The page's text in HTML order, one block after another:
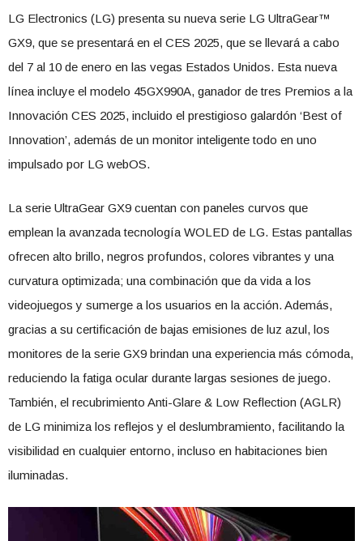
LG Electronics (LG) presenta su nueva serie LG UltraGear™
GX9, que se presentará en el CES 2025, que se llevará a cabo
del 7 al 10 de enero en las vegas Estados Unidos. Esta nueva
línea incluye el modelo 45GX990A, ganador de tres Premios a la
Innovación CES 2025, incluido el prestigioso galardón ‘Best of
Innovation’, además de un monitor inteligente todo en uno
impulsado por LG webOS.
La serie UltraGear GX9 cuentan con paneles curvos que
emplean la avanzada tecnología WOLED de LG. Estas pantallas
ofrecen alto brillo, negros profundos, colores vibrantes y una
curvatura optimizada; una combinación que da vida a los
videojuegos y sumerge a los usuarios en la acción. Además,
gracias a su certificación de bajas emisiones de luz azul, los
monitores de la serie GX9 brindan una experiencia más cómoda,
reduciendo la fatiga ocular durante largas sesiones de juego.
También, el recubrimiento Anti-Glare & Low Reflection (AGLR)
de LG minimiza los reflejos y el deslumbramiento, facilitando la
visibilidad en cualquier entorno, incluso en habitaciones bien
iluminadas.